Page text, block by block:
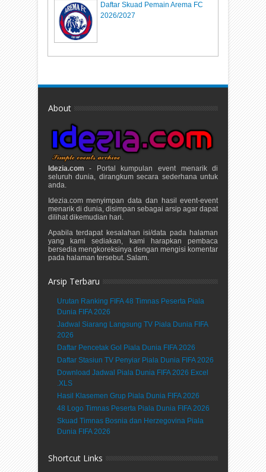
Daftar Skuad Pemain Arema FC
2026/2027
About
Idezia.com - Portal kumpulan event menarik di
seluruh dunia, dirangkum secara sederhana untuk
anda.
Idezia.com menyimpan data dan hasil event-event
menarik di dunia, disimpan sebagai arsip agar dapat
dilihat dikemudian hari.
Apabila terdapat kesalahan isi/data pada halaman
yang kami sediakan, kami harapkan pembaca
bersedia mengkoreksinya dengan mengisi komentar
pada halaman tersebut. Salam.
Arsip Terbaru
Urutan Ranking FIFA 48 Timnas Peserta Piala
Dunia FIFA 2026
Jadwal Siarang Langsung TV Piala Dunia FIFA
2026
Daftar Pencetak Gol Piala Dunia FIFA 2026
Daftar Stasiun TV Penyiar Piala Dunia FIFA 2026
Download Jadwal Piala Dunia FIFA 2026 Excel
.XLS
Hasil Klasemen Grup Piala Dunia FIFA 2026
48 Logo Timnas Peserta Piala Dunia FIFA 2026
Skuad Timnas Bosnia dan Herzegovina Piala
Dunia FIFA 2026
Shortcut Links